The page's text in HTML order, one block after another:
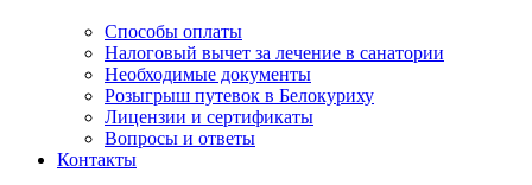
Способы оплаты
Налоговый вычет за лечение в санатории
Необходимые документы
Розыгрыш путевок в Белокуриху
Лицензии и сертификаты
Вопросы и ответы
Контакты